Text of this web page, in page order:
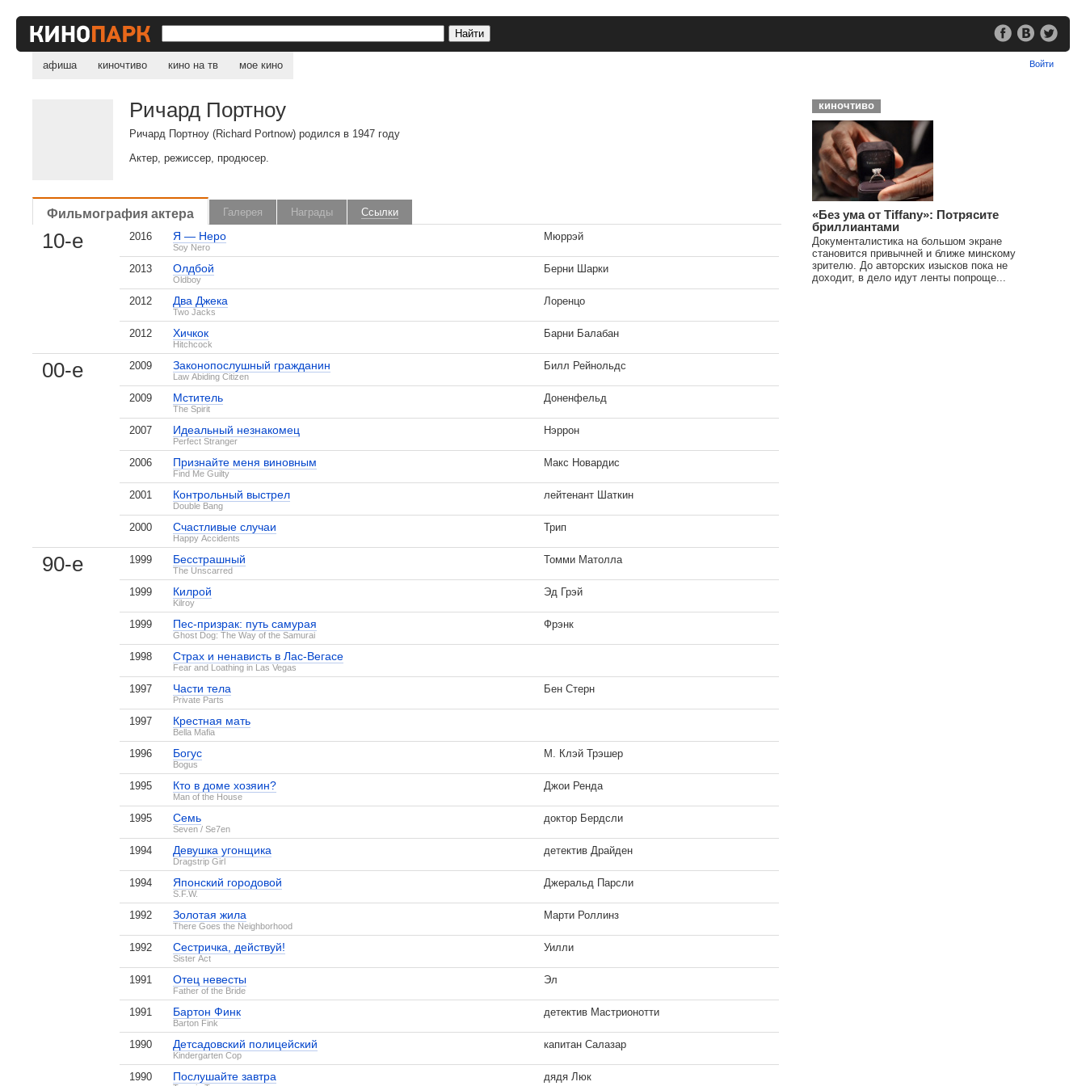
афиша киночтиво кино на тв мое кино Войти
Ричард Портноу
Ричард Портноу (Richard Portnow) родился в 1947 году
Актер, режиссер, продюсер.
Фильмография актера Галерея Награды Ссылки
10-е 2016 Я — Неро
Soy Nero
Мюррэй
2013 Олдбой
Oldboy
Берни Шарки
2012 Два Джека
Two Jacks
Лоренцо
2012 Хичкок
Hitchcock
Барни Балабан
00-е 2009 Законопослушный гражданин
Law Abiding Citizen
Билл Рейнольдс
2009 Мститель
The Spirit
Доненфельд
2007 Идеальный незнакомец
Perfect Stranger
Нэррон
2006 Признайте меня виновным
Find Me Guilty
Макс Новардис
2001 Контрольный выстрел
Double Bang
лейтенант Шаткин
2000 Счастливые случаи
Happy Accidents
Трип
90-е 1999 Бесстрашный
The Unscarred
Томми Матолла
1999 Килрой
Kilroy
Эд Грэй
1999 Пес-призрак: путь самурая
Ghost Dog: The Way of the Samurai
Фрэнк
1998 Страх и ненависть в Лас-Вегасе
Fear and Loathing in Las Vegas
1997 Части тела
Private Parts
Бен Стерн
1997 Крестная мать
Bella Mafia
1996 Богус
Bogus
М. Клэй Трэшер
1995 Кто в доме хозяин?
Man of the House
Джои Ренда
1995 Семь
Seven / Se7en
доктор Бердсли
1994 Девушка угонщика
Dragstrip Girl
детектив Драйден
1994 Японский городовой
S.F.W.
Джеральд Парсли
1992 Золотая жила
There Goes the Neighborhood
Марти Роллинз
1992 Сестричка, действуй!
Sister Act
Уилли
1991 Отец невесты
Father of the Bride
Эл
1991 Бартон Финк
Barton Fink
детектив Мастрионотти
1990 Детсадовский полицейский
Kindergarten Cop
капитан Салазар
1990 Послушайте завтра дядя Люк
, поделитесь своим мнением
киночтиво
«Без ума от Tiffany»: Потрясите
бриллиантами
Документалистика на большом экране
становится привычней и ближе минскому
зрителю. До авторских изысков пока не
доходит, в дело идут ленты попроще...